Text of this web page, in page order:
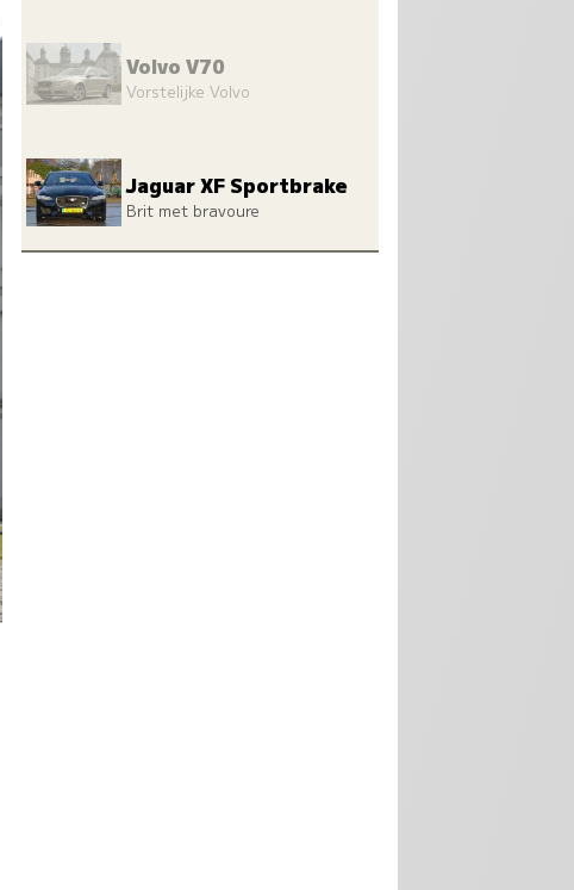
Volvo V70
Vorstelijke Volvo
Jaguar XF Sportbrake
Brit met bravoure